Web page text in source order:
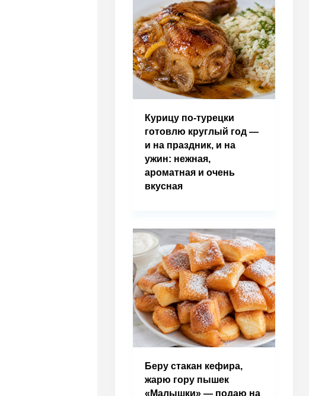
Курицу по-турецки
готовлю круглый год —
и на праздник, и на
ужин: нежная,
ароматная и очень
вкусная
Беру стакан кефира,
жарю гору пышек
«Малышки» — подаю на